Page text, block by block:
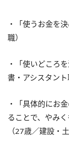
・「使うお金を
職）
・「使いどころ
書・アシスタント
・「具体的にお
ることで、やみ
（27歳／建設・